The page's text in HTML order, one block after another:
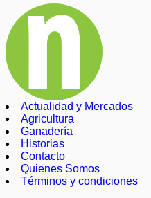
Actualidad y Mercados
Agricultura
Ganadería
Historias
Contacto
Quienes Somos
Términos y condiciones